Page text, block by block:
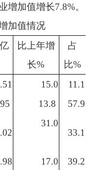
增加值增长7.8%。
加值情况
比上年增
长%
占
比%
15.0
11.1
13.8 57.9
31.0
33.1
17.0
39.2